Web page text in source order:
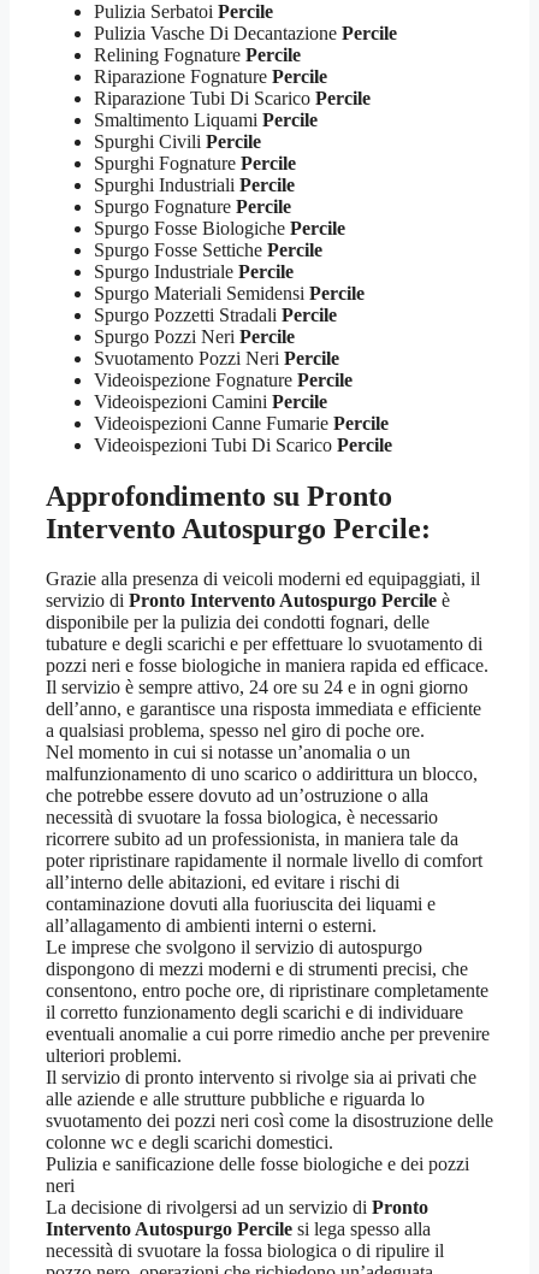
Pulizia Serbatoi Percile
Pulizia Vasche Di Decantazione Percile
Relining Fognature Percile
Riparazione Fognature Percile
Riparazione Tubi Di Scarico Percile
Smaltimento Liquami Percile
Spurghi Civili Percile
Spurghi Fognature Percile
Spurghi Industriali Percile
Spurgo Fognature Percile
Spurgo Fosse Biologiche Percile
Spurgo Fosse Settiche Percile
Spurgo Industriale Percile
Spurgo Materiali Semidensi Percile
Spurgo Pozzetti Stradali Percile
Spurgo Pozzi Neri Percile
Svuotamento Pozzi Neri Percile
Videoispezione Fognature Percile
Videoispezioni Camini Percile
Videoispezioni Canne Fumarie Percile
Videoispezioni Tubi Di Scarico Percile
Approfondimento su Pronto
Intervento Autospurgo Percile:
Grazie alla presenza di veicoli moderni ed equipaggiati, il
servizio di Pronto Intervento Autospurgo Percile è
disponibile per la pulizia dei condotti fognari, delle
tubature e degli scarichi e per effettuare lo svuotamento di
pozzi neri e fosse biologiche in maniera rapida ed efficace.
Il servizio è sempre attivo, 24 ore su 24 e in ogni giorno
dell’anno, e garantisce una risposta immediata e efficiente
a qualsiasi problema, spesso nel giro di poche ore.
Nel momento in cui si notasse un’anomalia o un
malfunzionamento di uno scarico o addirittura un blocco,
che potrebbe essere dovuto ad un’ostruzione o alla
necessità di svuotare la fossa biologica, è necessario
ricorrere subito ad un professionista, in maniera tale da
poter ripristinare rapidamente il normale livello di comfort
all’interno delle abitazioni, ed evitare i rischi di
contaminazione dovuti alla fuoriuscita dei liquami e
all’allagamento di ambienti interni o esterni.
Le imprese che svolgono il servizio di autospurgo
dispongono di mezzi moderni e di strumenti precisi, che
consentono, entro poche ore, di ripristinare completamente
il corretto funzionamento degli scarichi e di individuare
eventuali anomalie a cui porre rimedio anche per prevenire
ulteriori problemi.
Il servizio di pronto intervento si rivolge sia ai privati che
alle aziende e alle strutture pubbliche e riguarda lo
svuotamento dei pozzi neri così come la disostruzione delle
colonne wc e degli scarichi domestici.
Pulizia e sanificazione delle fosse biologiche e dei pozzi
neri
La decisione di rivolgersi ad un servizio di Pronto
Intervento Autospurgo Percile si lega spesso alla
necessità di svuotare la fossa biologica o di ripulire il